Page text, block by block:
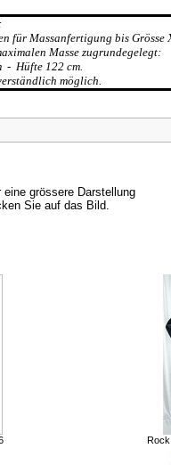
für Massanfertigung bis Grösse
Masse zugrundegelegt:
- Hüfte 122 cm.
möglich.
eine grössere Darstellung
Sie auf das Bild.